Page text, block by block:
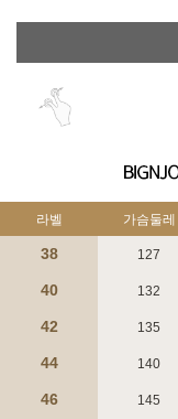
라벨 가슴둘레
38 127
40 132
42 135
44 140
46 145